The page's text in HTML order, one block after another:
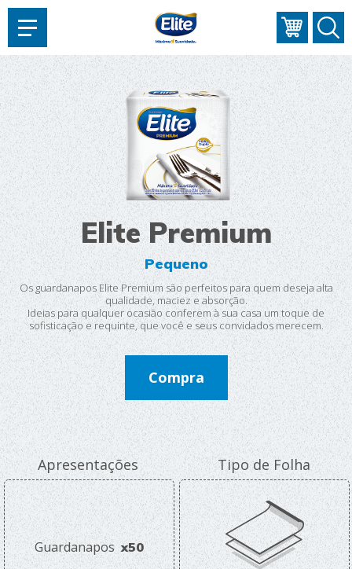
Elite Premium
Pequeno
Os guardanapos Elite Premium são perfeitos para quem deseja alta
qualidade, maciez e absorção.
Ideias para qualquer ocasião conferem à sua casa um toque de
sofisticação e requinte, que você e seus convidados merecem.
Compra
Apresentações
Guardanapos x50
Tipo de Folha